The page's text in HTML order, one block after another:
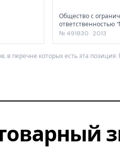
Общество с
ответственностью
№ 491830 · 2013
в перечне которых есть эта